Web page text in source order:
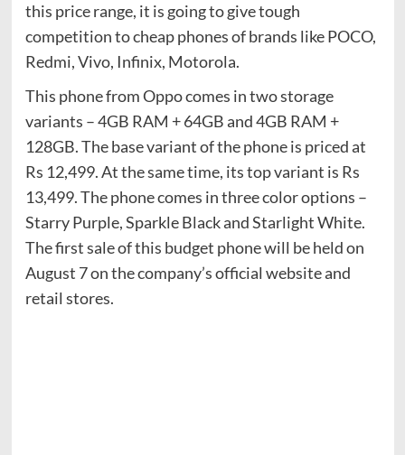
this price range, it is going to give tough
competition to cheap phones of brands like POCO,
Redmi, Vivo, Infinix, Motorola.
This phone from Oppo comes in two storage
variants – 4GB RAM + 64GB and 4GB RAM +
128GB. The base variant of the phone is priced at
Rs 12,499. At the same time, its top variant is Rs
13,499. The phone comes in three color options –
Starry Purple, Sparkle Black and Starlight White.
The first sale of this budget phone will be held on
August 7 on the company’s official website and
retail stores.